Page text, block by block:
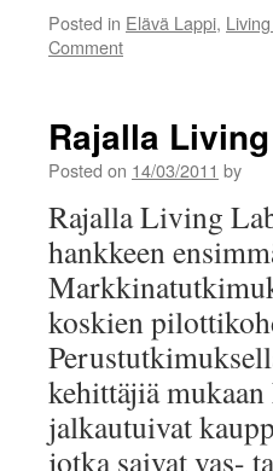
Posted in Elävä Lappi,
Comment
Rajalla
Posted on 14/03/2011 by
Rajalla Living
hankkeen
koskien
kehittäjiä
jalkautuivat
jotka saivat vas-